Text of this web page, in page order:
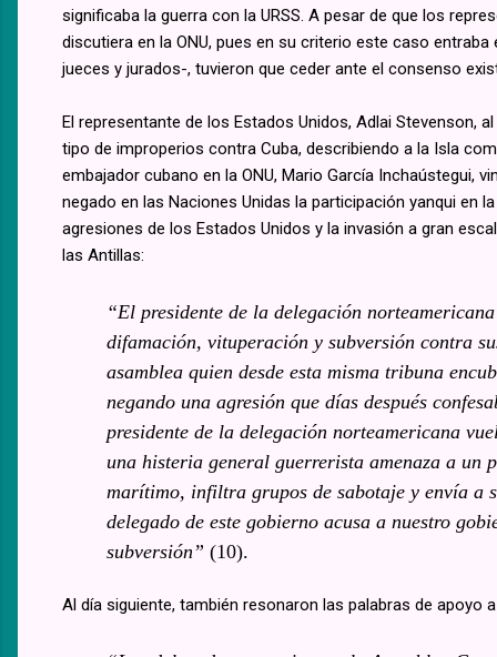
significaba la guerra con la URSS. A pesar de que los
discutiera en la ONU, pues en su criterio este caso
jueces y jurados-, tuvieron que ceder ante el consenso
El representante de los Estados Unidos, Adlai Stevenson,
tipo de improperios contra Cuba, describiendo a la Isla
embajador cubano en la ONU, Mario García Inchaústegui,
negado en las Naciones Unidas la participación yanqui en
agresiones de los Estados Unidos y la invasión a gran
las Antillas:
“El presidente de la delegación
difamación, vituperación y subversión contra
asamblea quien desde esta misma tribuna
negando una agresión que días después
presidente de la delegación norteamericana
una histeria general guerrerista amenaza a un
marítimo, infiltra grupos de sabotaje y envía a
delegado de este gobierno acusa a nuestro
subversión” (10).
Al día siguiente, también resonaron las palabras de apoyo